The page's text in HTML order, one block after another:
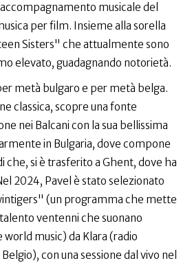
musicale del
per film. Insieme alla sorella
Sisters" che attualmente sono
elevato, guadagnando notorietà.
metà bulgaro e per metà belga.
classica, scopre una fonte
nei Balcani con la sua bellissima
in Bulgaria, dove compone
che, si è trasferito a Ghent, dove ha
2024, Pavel è stato selezionato
(un programma che mette
ventenni che suonano
world music) da Klara (radio
con una sessione dal vivo nel